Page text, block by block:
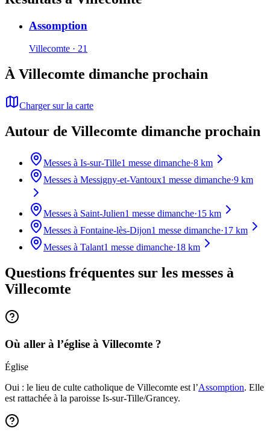
Assomption
Villecomte · 21
À Villecomte dimanche prochain
Charger sur la carte
Autour de Villecomte dimanche prochain
Messes à Is-sur-Tille1 messe dimanche·8 km
Messes à Messigny-et-Vantoux1 messe dimanche·9 km
Messes à Saint-Julien1 messe dimanche·15 km
Messes à Fontaine-lès-Dijon1 messe dimanche·17 km
Messes à Talant1 messe dimanche·18 km
Questions fréquentes sur les messes à
Villecomte
Où aller à l’église à Villecomte ?
Église
Oui : le lieu de culte catholique de Villecomte est l’Assomption. Elle
est rattachée à la paroisse Is-sur-Tille/Grancey.